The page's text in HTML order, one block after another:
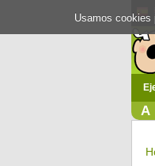
A
Usamos cookies